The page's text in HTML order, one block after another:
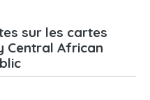
sur les cartes
Central African